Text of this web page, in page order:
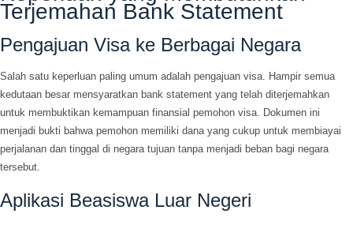
Terjemahan Bank Statement
Pengajuan Visa ke Berbagai Negara
Salah satu keperluan paling umum adalah pengajuan visa. Hampir semua
kedutaan besar mensyaratkan bank statement yang telah diterjemahkan
untuk membuktikan kemampuan finansial pemohon visa. Dokumen ini
menjadi bukti bahwa pemohon memiliki dana yang cukup untuk membiayai
perjalanan dan tinggal di negara tujuan tanpa menjadi beban bagi negara
tersebut.
Aplikasi Beasiswa Luar Negeri